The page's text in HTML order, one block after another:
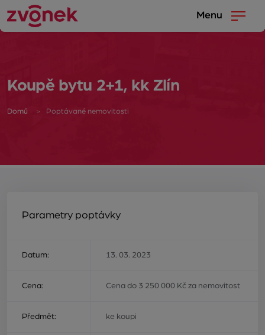
Menu
Koupě bytu 2+1, kk Zlín
Domů Poptávané nemovitosti
Parametry poptávky
Datum: 13. 03. 2023
Cena: Cena do 3 250 000 Kč za nemovitost
Předmět: ke koupi